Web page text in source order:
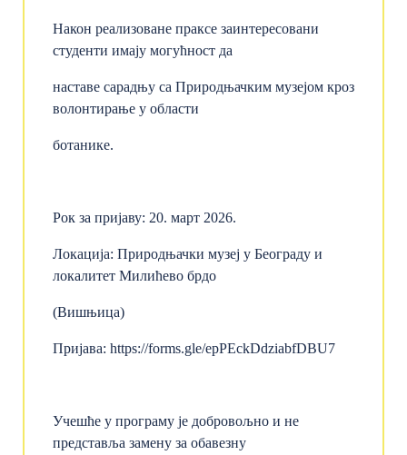
Након реализоване праксе заинтересовани
студенти имају могућност да
наставе сарадњу са Природњачким музејом кроз
волонтирање у области
ботанике.
Рок за пријаву: 20. март 2026.
Локација: Природњачки музеј у Београду и
локалитет Милићево брдо
(Вишњица)
Пријава: https://forms.gle/epPEckDdziabfDBU7
Учешће у програму је добровољно и не
представља замену за обавезну